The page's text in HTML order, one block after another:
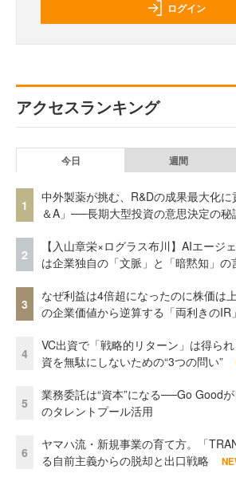
ログイン
アクセスランキング
今日 週間
1
中外製薬が挑む、R&Dの成果最大化
＆A」──長期大型投資の意思決定の秘
2
【入山章栄×ログラス布川】AIエージ
は企業独自の「文脈」と「暗黙知」の
3
なぜ利益は4倍超になったのに株価は
の企業価値から逆算する「両利きのIR」
4
VC出資で「戦略的リターン」は得ら
資を無駄にしないための“3つの問い”
5
業務委託は“資本”になる──Go Good
のタレントプール活用
6
ヤマハ流・新規事業の育て方。「
る自前主義からの脱却と出口戦略